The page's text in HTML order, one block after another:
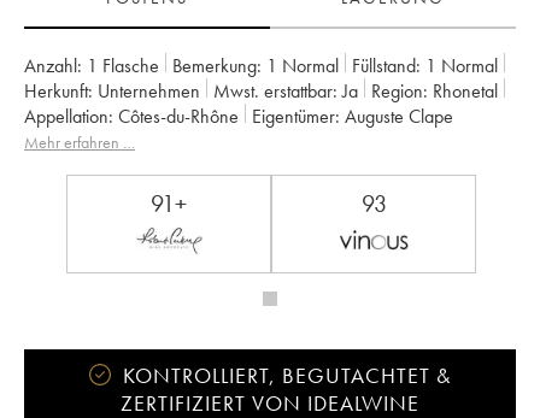
Anzahl: 1 Flasche Bemerkung: 1 Normal Füllstand: 1 Normal
Herkunft:
unternehmen Mwst. erstattbar: ja Region:
Rhonetal
Appellation:
Côtes-du-Rhône Eigentümer: Auguste Clape
Mehr erfahren …
91+ 93
KONTROLLIERT, BEGUTACHTET &
ZERTIFIZIERT VON IDEALWINE